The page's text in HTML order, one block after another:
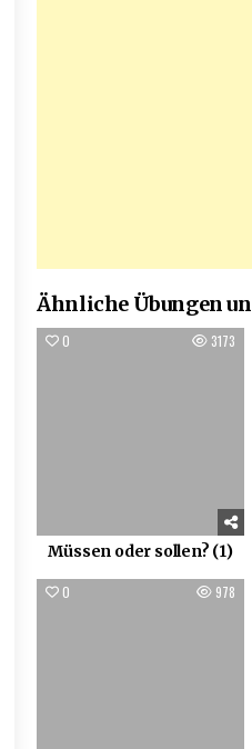
Ähnliche Übungen
0 3173
Müssen oder sollen? (1)
0 978